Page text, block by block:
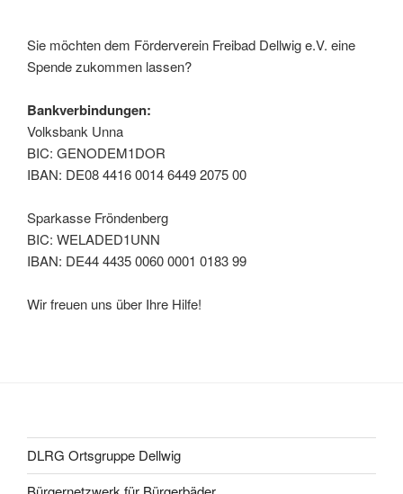
Sie möchten dem Förderverein Freibad Dellwig e.V. eine
Spende zukommen lassen?
Bankverbindungen:
Volksbank Unna
BIC: GENODEM1DOR
IBAN: DE08 4416 0014 6449 2075 00
Sparkasse Fröndenberg
BIC: WELADED1UNN
IBAN: DE44 4435 0060 0001 0183 99
Wir freuen uns über Ihre Hilfe!
DLRG Ortsgruppe Dellwig